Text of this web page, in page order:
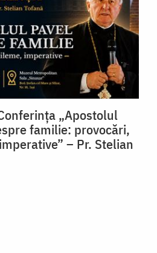
„Apostolul
familie: provocări,
– Pr. Stelian